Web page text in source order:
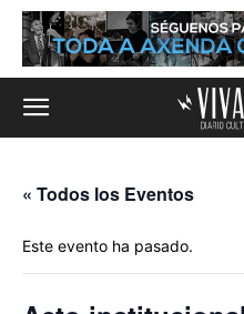
« Todos los Eventos
Este evento ha pasado.